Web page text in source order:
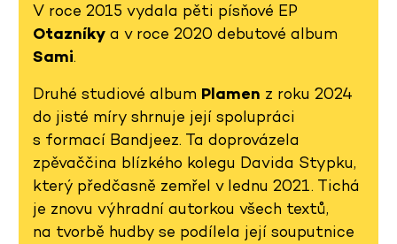
V roce 2015 vydala pěti písňové EP
Otazníky a v roce 2020 debutové album
Sami.
Druhé studiové album Plamen z roku 2024
do jisté míry shrnuje její spolupráci
s formací Bandjeez. Ta doprovázela
zpěvaččina blízkého kolegu Davida Stypku,
který předčasně zemřel v lednu 2021. Tichá
je znovu výhradní autorkou všech textů,
na tvorbě hudby se podílela její souputnice